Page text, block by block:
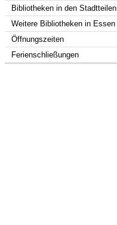
Bibliotheken in den Stadtteilen
Weitere Bibliotheken in Essen
Öffnungszeiten
Ferienschließungen